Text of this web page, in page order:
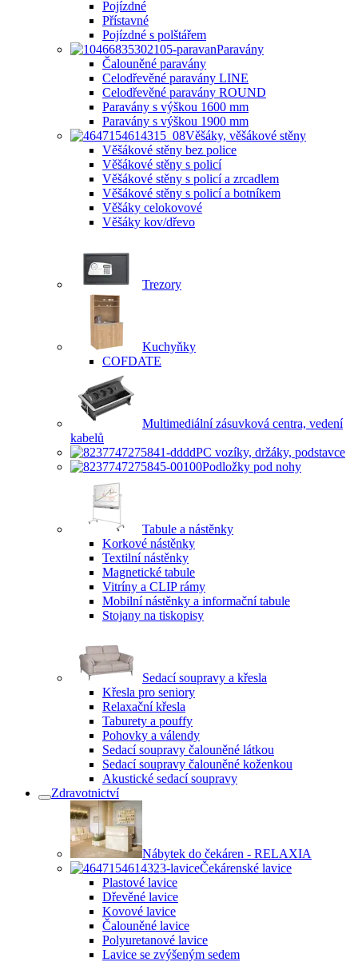
Pojízdné
Přístavné
Pojízdné s polštářem
Paravány
Čalouněné paravány
Celodřevěné paravány LINE
Celodřevěné paravány ROUND
Paravány s výškou 1600 mm
Paravány s výškou 1900 mm
Věšáky, věšákové stěny
Věšákové stěny bez police
Věšákové stěny s policí
Věšákové stěny s policí a zrcadlem
Věšákové stěny s policí a botníkem
Věšáky celokovové
Věšáky kov/dřevo
Trezory
Kuchyňky
COFDATE
Multimediální zásuvková centra, vedení
kabelů
PC vozíky, držáky, podstavce
Podložky pod nohy
Tabule a nástěnky
Korkové nástěnky
Textilní nástěnky
Magnetické tabule
Vitríny a CLIP rámy
Mobilní nástěnky a informační tabule
Stojany na tiskopisy
Sedací soupravy a křesla
Křesla pro seniory
Relaxační křesla
Taburety a pouffy
Pohovky a válendy
Sedací soupravy čalouněné látkou
Sedací soupravy čalouněné koženkou
Akustické sedací soupravy
Zdravotnictví
Nábytek do čekáren - RELAXIA
Čekárenské lavice
Plastové lavice
Dřevěné lavice
Kovové lavice
Čalouněné lavice
Polyuretanové lavice
Lavice se zvýšeným sedem